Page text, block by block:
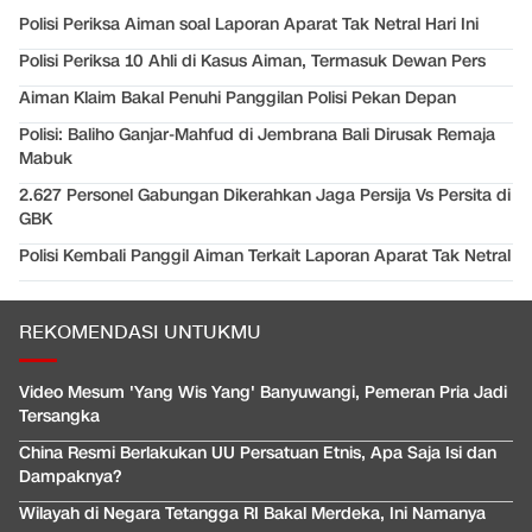
Polisi Periksa Aiman soal Laporan Aparat Tak Netral Hari Ini
Polisi Periksa 10 Ahli di Kasus Aiman, Termasuk Dewan Pers
Aiman Klaim Bakal Penuhi Panggilan Polisi Pekan Depan
Polisi: Baliho Ganjar-Mahfud di Jembrana Bali Dirusak Remaja
Mabuk
2.627 Personel Gabungan Dikerahkan Jaga Persija Vs Persita di
GBK
Polisi Kembali Panggil Aiman Terkait Laporan Aparat Tak Netral
REKOMENDASI UNTUKMU
Video Mesum 'Yang Wis Yang' Banyuwangi, Pemeran Pria Jadi
Tersangka
China Resmi Berlakukan UU Persatuan Etnis, Apa Saja Isi dan
Dampaknya?
Wilayah di Negara Tetangga RI Bakal Merdeka, Ini Namanya